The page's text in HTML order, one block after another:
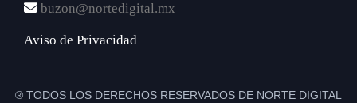
buzon@nortedigital.mx
Aviso de Privacidad
® TODOS LOS DERECHOS RESERVADOS DE NORTE DIGITAL